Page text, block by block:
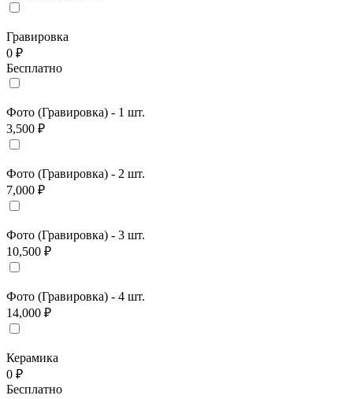
Гравировка
0 ₽
Бесплатно
Фото (Гравировка) - 1 шт.
3,500 ₽
Фото (Гравировка) - 2 шт.
7,000 ₽
Фото (Гравировка) - 3 шт.
10,500 ₽
Фото (Гравировка) - 4 шт.
14,000 ₽
Керамика
0 ₽
Бесплатно